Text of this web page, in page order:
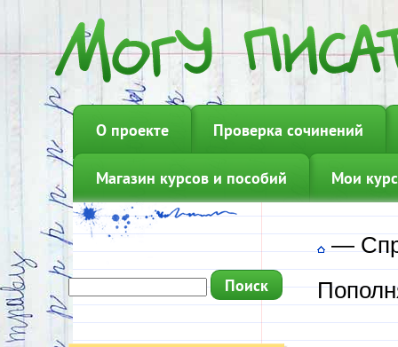
О проекте Проверка сочинений
Магазин курсов и пособий Мои
—